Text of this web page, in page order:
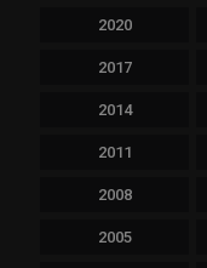
2020
2017
2014
2011
2008
2005